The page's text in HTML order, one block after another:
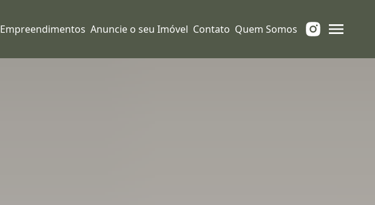
Empreendimentos Anuncie o seu Imóvel Contato Quem Somos